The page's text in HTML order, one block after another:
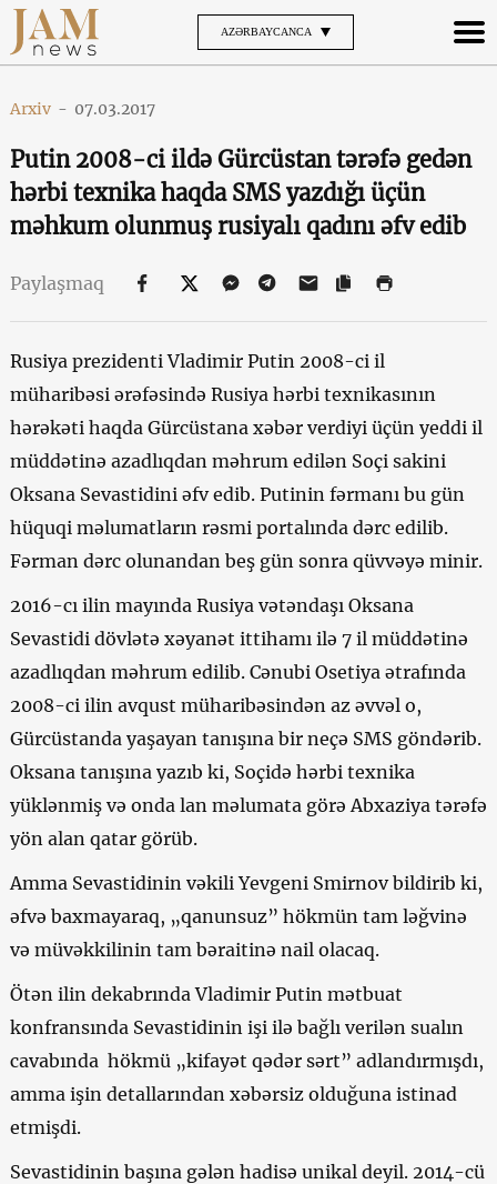
AZƏRBAYCANCA
Arxiv - 07.03.2017
Putin 2008-ci ildə Gürcüstan tərəfə gedən
hərbi texnika haqda SMS yazdığı üçün
məhkum olunmuş rusiyalı qadını əfv edib
Paylaşmaq
Rusiya prezidenti Vladimir Putin 2008-ci il
müharibəsi ərəfəsində Rusiya hərbi texnikasının
hərəkəti haqda Gürcüstana xəbər verdiyi üçün yeddi il
müddətinə azadlıqdan məhrum edilən Soçi sakini
Oksana Sevastidini əfv edib. Putinin fərmanı bu gün
hüquqi məlumatların rəsmi portalında dərc edilib.
Fərman dərc olunandan beş gün sonra qüvvəyə minir.
2016-cı ilin mayında Rusiya vətəndaşı Oksana
Sevastidi dövlətə xəyanət ittihamı ilə 7 il müddətinə
azadlıqdan məhrum edilib. Cənubi Osetiya ətrafında
2008-ci ilin avqust müharibəsindən az əvvəl o,
Gürcüstanda yaşayan tanışına bir neçə SMS göndərib.
Oksana tanışına yazıb ki, Soçidə hərbi texnika
yüklənmiş və onda lan məlumata görə Abxaziya tərəfə
yön alan qatar görüb.
Amma Sevastidinin vəkili Yevgeni Smirnov bildirib ki,
əfvə baxmayaraq, „qanunsuz” hökmün tam ləğvinə
və müvəkkilinin tam bəraitinə nail olacaq.
Ötən ilin dekabrında Vladimir Putin mətbuat
konfransında Sevastidinin işi ilə bağlı verilən sualın
cavabında hökmü „kifayət qədər sərt” adlandırmışdı,
amma işin detallarından xəbərsiz olduğuna istinad
etmişdi.
Sevastidinin başına gələn hadisə unikal deyil. 2014-cü